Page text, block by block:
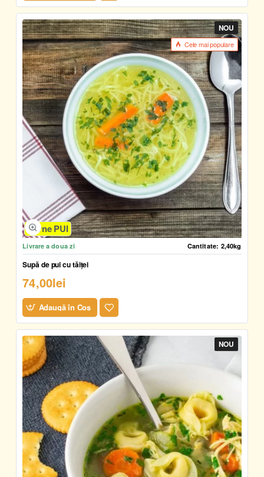
NOU
Cele mai populare
Carne PUI
Livrare a doua zi Cantitate: 2,40kg
Supă de pui cu tăiței
74,00lei
Adaugă în Coş
NOU